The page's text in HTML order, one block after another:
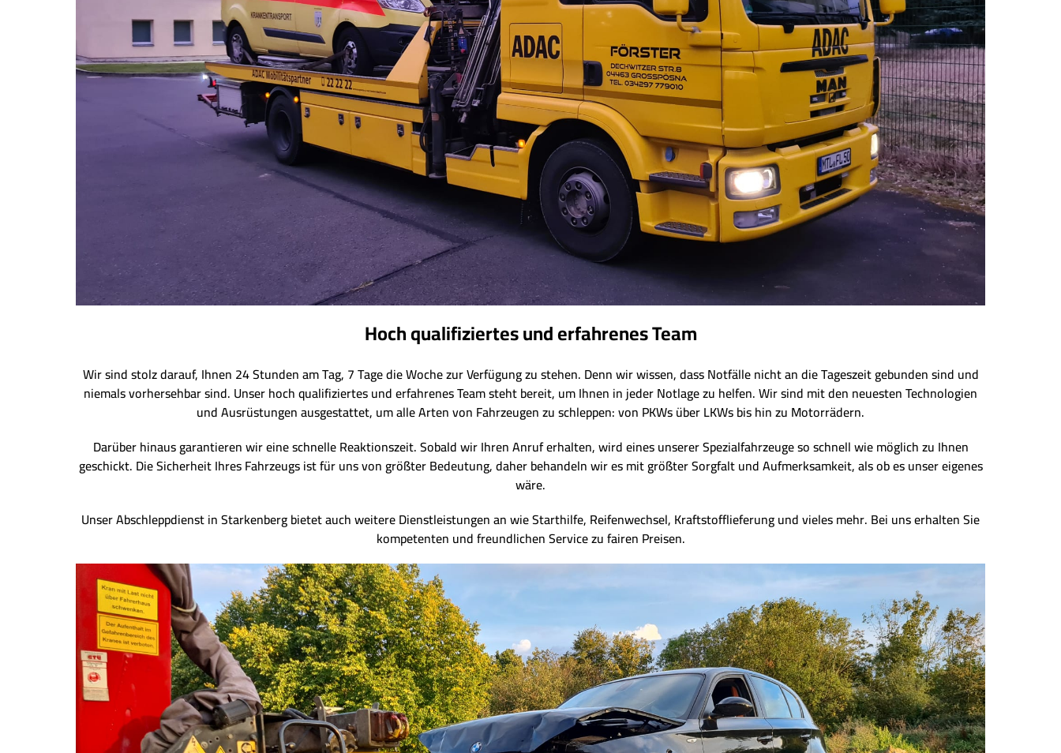
Hoch qualifiziertes und erfahrenes Team
Wir sind stolz darauf, Ihnen 24 Stunden am Tag, 7 Tage die Woche zur Verfügung zu stehen. Denn wir wissen, dass Notfälle nicht an die Tageszeit gebunden sind und
niemals vorhersehbar sind. Unser hoch qualifiziertes und erfahrenes Team steht bereit, um Ihnen in jeder Notlage zu helfen. Wir sind mit den neuesten Technologien
und Ausrüstungen ausgestattet, um alle Arten von Fahrzeugen zu schleppen: von PKWs über LKWs bis hin zu Motorrädern.
Darüber hinaus garantieren wir eine schnelle Reaktionszeit. Sobald wir Ihren Anruf erhalten, wird eines unserer Spezialfahrzeuge so schnell wie möglich zu Ihnen
geschickt. Die Sicherheit Ihres Fahrzeugs ist für uns von größter Bedeutung, daher behandeln wir es mit größter Sorgfalt und Aufmerksamkeit, als ob es unser eigenes
wäre.
Unser Abschleppdienst in Starkenberg bietet auch weitere Dienstleistungen an wie Starthilfe, Reifenwechsel, Kraftstofflieferung und vieles mehr. Bei uns erhalten Sie
kompetenten und freundlichen Service zu fairen Preisen.